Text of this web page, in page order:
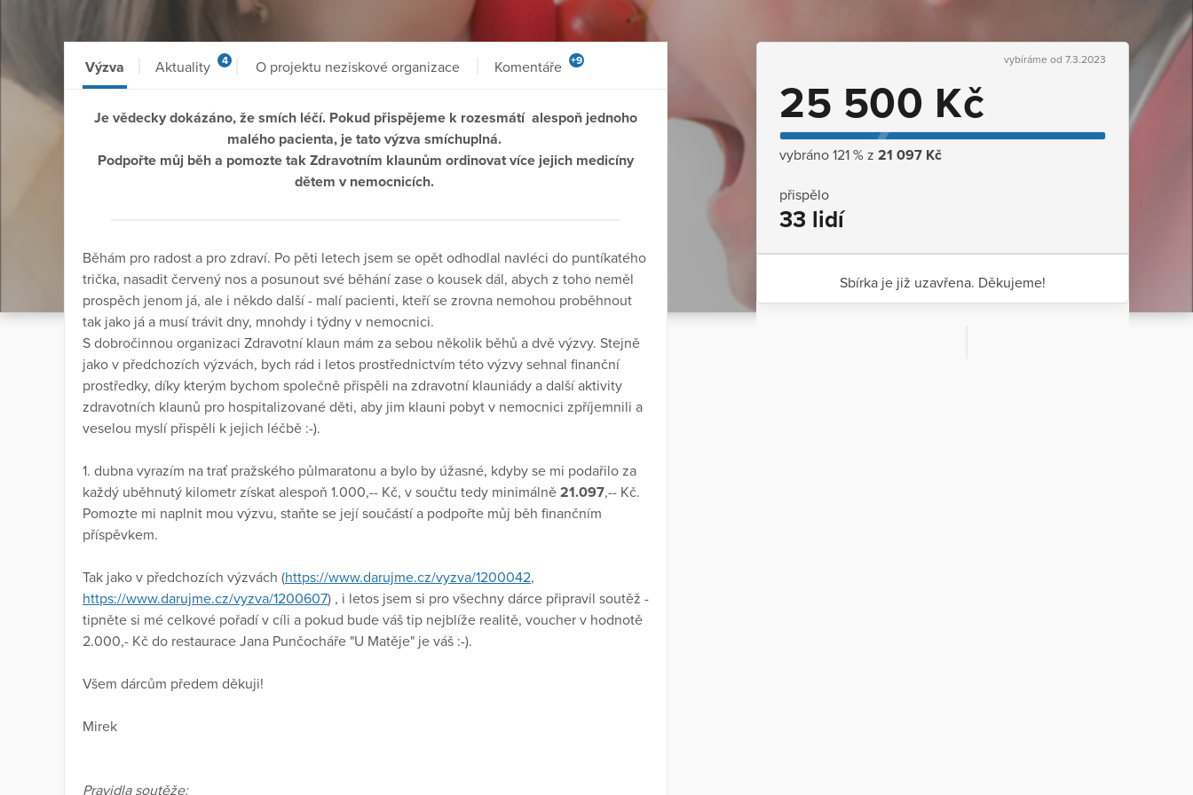
vybíráme od 7.3.2023
25 500 Kč
vybráno 121 % z 21 097 Kč
přispělo
33 lidí
Sbírka je již uzavřena. Děkujeme!
Výzva Aktuality 4 O projektu neziskové organizace Komentáře +9
Je vědecky dokázáno, že smích léčí. Pokud přispějeme k rozesmátí alespoň jednoho
malého pacienta, je tato výzva smíchuplná.
Podpořte můj běh a pomozte tak Zdravotním klaunům ordinovat více jejich medicíny
dětem v nemocnicích.
Běhám pro radost a pro zdraví. Po pěti letech jsem se opět odhodlal navléci do puntíkatého
trička, nasadit červený nos a posunout své běhání zase o kousek dál, abych z toho neměl
prospěch jenom já, ale i někdo další - malí pacienti, kteří se zrovna nemohou proběhnout
tak jako já a musí trávit dny, mnohdy i týdny v nemocnici.
S dobročinnou organizaci Zdravotní klaun mám za sebou několik běhů a dvě výzvy. Stejně
jako v předchozích výzvách, bych rád i letos prostřednictvím této výzvy sehnal finanční
prostředky, díky kterým bychom společně přispěli na zdravotní klauniády a další aktivity
zdravotních klaunů pro hospitalizované děti, aby jim klauni pobyt v nemocnici zpříjemnili a
veselou myslí přispěli k jejich léčbě :-).
1. dubna vyrazím na trať pražského půlmaratonu a bylo by úžasné, kdyby se mi podařilo za
každý uběhnutý kilometr získat alespoň 1.000,-- Kč, v součtu tedy minimálně 21.097,-- Kč.
Pomozte mi naplnit mou výzvu, staňte se její součástí a podpořte můj běh finančním
příspěvkem.
Tak jako v předchozích výzvách (https://www.darujme.cz/vyzva/1200042,
https://www.darujme.cz/vyzva/1200607) , i letos jsem si pro všechny dárce připravil soutěž -
tipněte si mé celkové pořadí v cíli a pokud bude váš tip nejblíže realitě, voucher v hodnotě
2.000,- Kč do restaurace Jana Punčocháře "U Matěje" je váš :-).
Všem dárcům předem děkuji!
Mirek
Pravidla soutěže: